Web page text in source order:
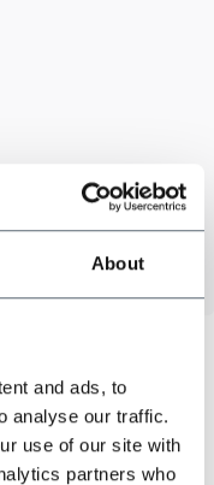
About
and ads, to
analyse our traffic.
use of our site with
partners who